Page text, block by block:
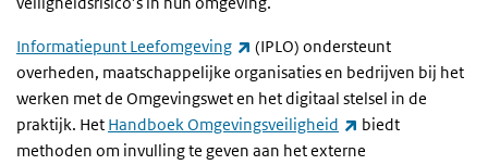
Informatiepunt Leefomgeving (externe link)
(IPLO) ondersteunt
overheden, maatschappelijke organisaties en bedrijven bij het
werken met de Omgevingswet en het digitaal stelsel in de
praktijk. Het Handboek Omgevingsveiligheid (externe link)
biedt
methoden om invulling te geven aan het externe